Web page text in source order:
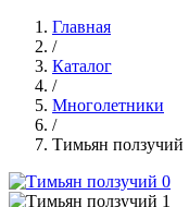
Главная
/
Каталог
/
Многолетники
/
Тимьян ползучий